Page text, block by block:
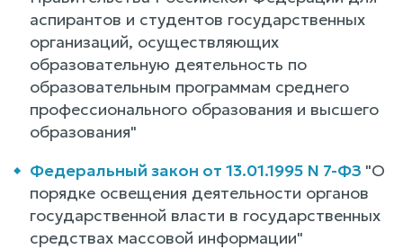
аспирантов и студентов государственных
организаций, осуществляющих
образовательную деятельность по
образовательным программам среднего
профессионального образования и высшего
образования"
Федеральный закон от 13.01.1995 N 7-ФЗ "О
порядке освещения деятельности органов
государственной власти в государственных
средствах массовой информации"